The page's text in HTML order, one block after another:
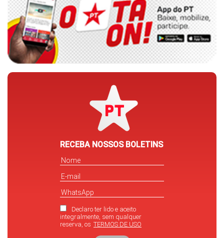
RECEBA NOSSOS BOLETINS
Declaro ter lido e aceito
integralmente, sem qualquer
reserva, os TERMOS DE USO